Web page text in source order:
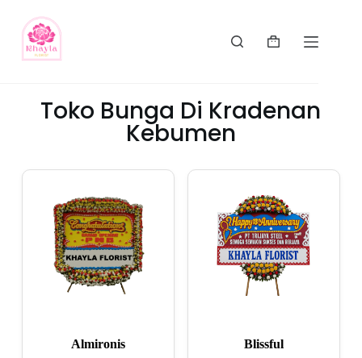
Toko Bunga Di Kradenan
Kebumen
Almironis Blissful